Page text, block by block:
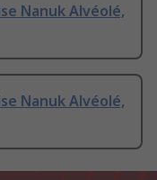
Nanuk Alvéolé,
Nanuk Alvéolé,